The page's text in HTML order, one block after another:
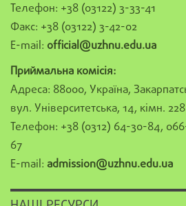
Телефон: +38 (03122) 3-33-41
Факс: +38 (03122) 3-42-02
E-mail: official@uzhnu.edu.ua
Приймальна комісія:
Адреса: 88000, Україна,
вул. Університетська, 14, кімн. 228
Телефон: +38 (0312) 64-30-84,
67
E-mail: admission@uzhnu.edu.ua